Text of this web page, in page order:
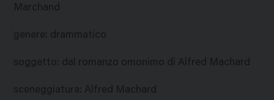
Marchand
genere: drammatico
soggetto: dal romanzo omonimo di Alfred Machard
sceneggiatura: Alfred Machard